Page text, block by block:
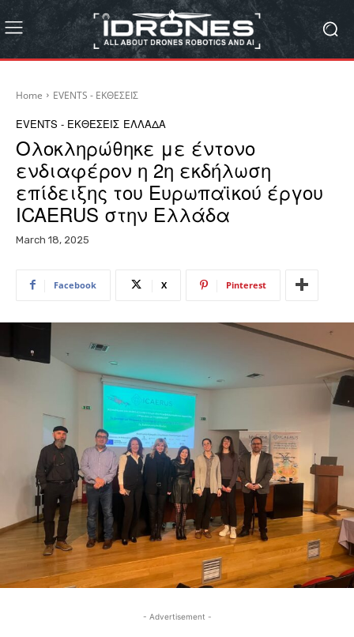
Home EVENTS - ΕΚΘΕΣΕΙΣ
EVENTS - ΕΚΘΕΣΕΙΣ ΕΛΛΑΔΑ
Ολοκληρώθηκε με έντονο
ενδιαφέρον η 2η εκδήλωση
επίδειξης του Eυρωπαϊκού έργου
ICAERUS στην Ελλάδα
March 18, 2025
Facebook X Pinterest
- Advertisement -